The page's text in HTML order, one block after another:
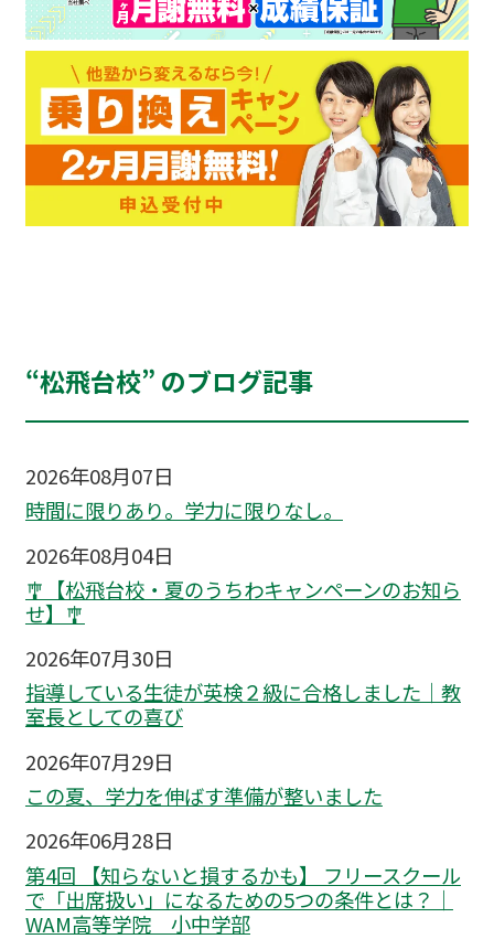
“松飛台校” のブログ記事
2026年08月07日
時間に限りあり。学力に限りなし。
2026年08月04日
🎐【松飛台校・夏のうちわキャンペーンのお知ら
せ】🎐
2026年07月30日
指導している生徒が英検２級に合格しました｜教
室長としての喜び
2026年07月29日
この夏、学力を伸ばす準備が整いました
2026年06月28日
第4回 【知らないと損するかも】 フリースクール
で「出席扱い」になるための5つの条件とは？｜
WAM高等学院 小中学部